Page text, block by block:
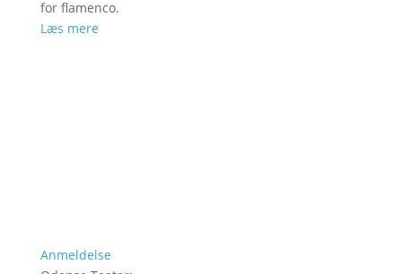
for flamenco.
Læs mere
Anmeldelse